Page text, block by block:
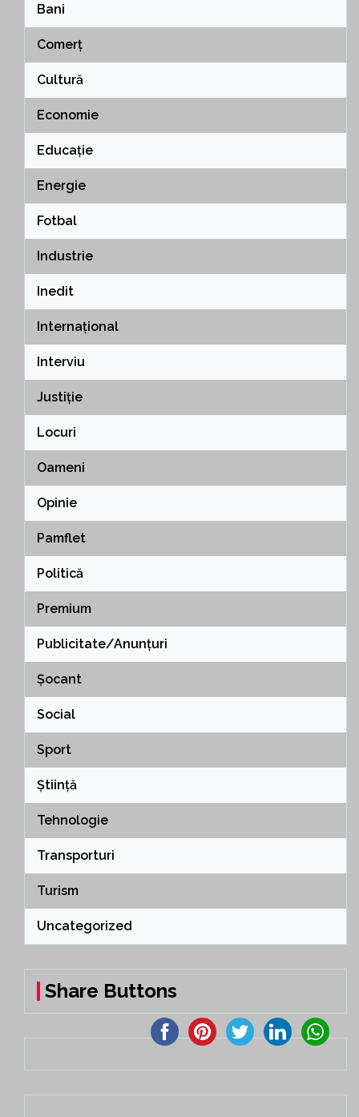
Bani
Comerț
Cultură
Economie
Educație
Energie
Fotbal
Industrie
Inedit
Internațional
Interviu
Justiție
Locuri
Oameni
Opinie
Pamflet
Politică
Premium
Publicitate/Anunțuri
Șocant
Social
Sport
Știință
Tehnologie
Transporturi
Turism
Uncategorized
Share Buttons